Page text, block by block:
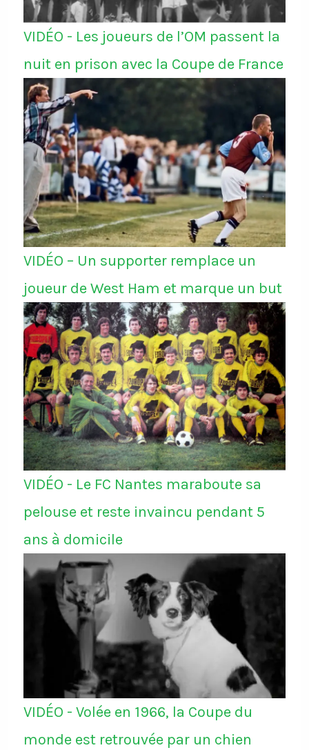
VIDÉO - Les joueurs de l’OM passent la
nuit en prison avec la Coupe de France
VIDÉO – Un supporter remplace un
joueur de West Ham et marque un but
VIDÉO - Le FC Nantes maraboute sa
pelouse et reste invaincu pendant 5
ans à domicile
VIDÉO - Volée en 1966, la Coupe du
monde est retrouvée par un chien